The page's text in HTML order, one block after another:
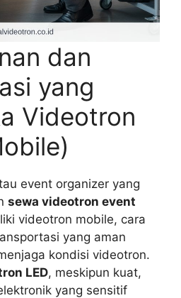
dan
yang
Videotron
event organizer yang
sewa videotron event
videotron mobile, cara
yang aman
kondisi videotron.
LED, meskipun kuat,
yang sensitif